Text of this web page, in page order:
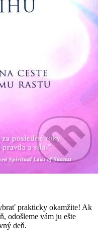
prakticky okamžite! Ak
odošleme vám ju ešte
deň.